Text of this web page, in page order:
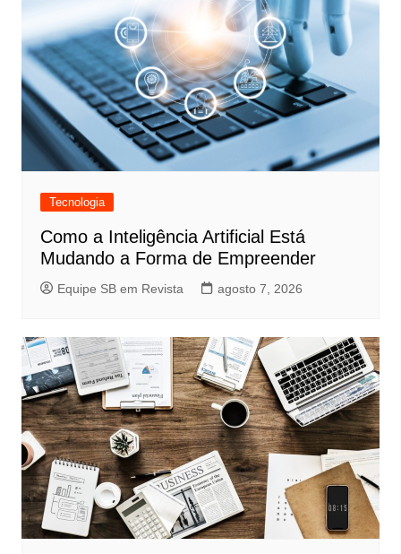
Tecnologia
Como a Inteligência Artificial Está
Mudando a Forma de Empreender
Equipe SB em Revista agosto 7, 2026